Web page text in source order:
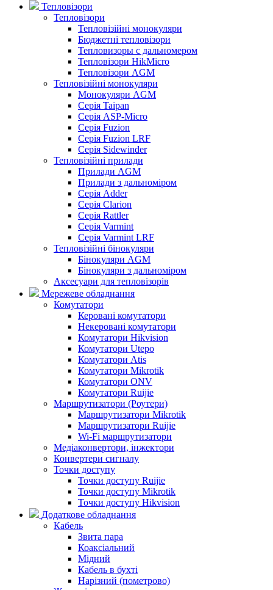
Тепловізори
Тепловізори
Тепловізійні монокуляри
Бюджетні тепловізори
Тепловизоры с дальномером
Тепловізори HikMicro
Тепловізори AGM
Тепловізійні монокуляри
Монокуляри AGM
Серія Taipan
Серія ASP-Micro
Серія Fuzion
Серія Fuzion LRF
Серія Sidewinder
Тепловізійні прилади
Прилади AGM
Прилади з дальноміром
Серія Adder
Серія Clarion
Серія Rattler
Серія Varmint
Серія Varmint LRF
Тепловізійні бінокуляри
Бінокуляри AGM
Бінокуляри з дальноміром
Аксесуари для тепловізорів
Мережеве обладнання
Комутатори
Керовані комутатори
Некеровані комутатори
Комутатори Hikvision
Комутатори Utepo
Комутатори Atis
Комутатори Mikrotik
Комутатори ONV
Комутатори Ruijie
Маршрутизатори (Роутери)
Маршрутизатори Mikrotik
Маршрутизатори Ruijie
Wi-Fi маршрутизатори
Медіаконвертори, інжектори
Конвертери сигналу
Точки доступу
Точки доступу Ruijie
Точки доступу Mikrotik
Точки доступу Hikvision
Додаткове обладнання
Кабель
Звита пара
Коаксіальний
Мідний
Кабель в бухті
Нарізний (пометрово)